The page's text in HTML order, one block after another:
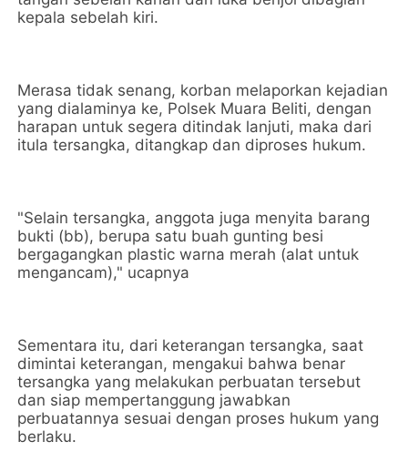
kepala sebelah kiri.
Merasa tidak senang, korban melaporkan kejadian
yang dialaminya ke, Polsek Muara Beliti, dengan
harapan untuk segera ditindak lanjuti, maka dari
itula tersangka, ditangkap dan diproses hukum.
"Selain tersangka, anggota juga menyita barang
bukti (bb), berupa satu buah gunting besi
bergagangkan plastic warna merah (alat untuk
mengancam)," ucapnya
Sementara itu, dari keterangan tersangka, saat
dimintai keterangan, mengakui bahwa benar
tersangka yang melakukan perbuatan tersebut
dan siap mempertanggung jawabkan
perbuatannya sesuai dengan proses hukum yang
berlaku.